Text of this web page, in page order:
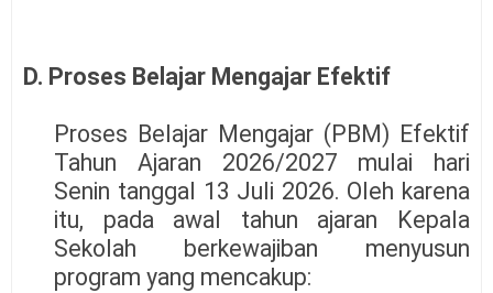
D. Proses Belajar Mengajar Efektif
Proses Belajar Mengajar (PBM) Efektif
Tahun Ajaran 2026/2027 mulai hari
Senin tanggal 13 Juli 2026. Oleh karena
itu, pada awal tahun ajaran Kepala
Sekolah berkewajiban menyusun
program yang mencakup: